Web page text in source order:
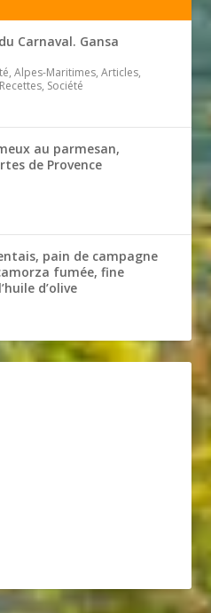
Carnaval. Gansa
Alpes-Maritimes, Articles,
Société
au parmesan,
de Provence
pain de campagne
fumée, fine
d’olive